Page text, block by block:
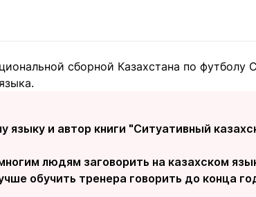
сборной Казахстана по футболу
языку и автор книги "Ситуативный
людям заговорить на казахском
обучить тренера говорить до конца